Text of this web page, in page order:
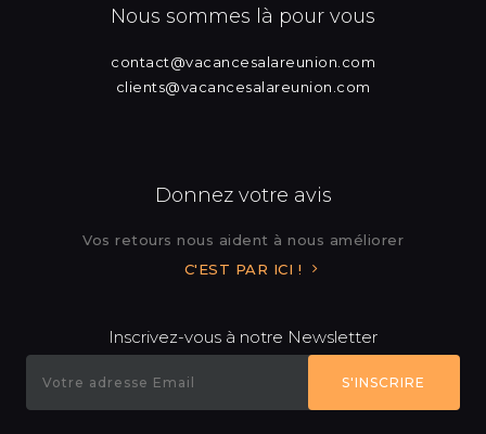
Nous sommes là pour vous
contact@vacancesalareunion.com
clients@vacancesalareunion.com
Donnez votre avis
Vos retours nous aident à nous améliorer
C'EST PAR ICI !
Inscrivez-vous à notre Newsletter